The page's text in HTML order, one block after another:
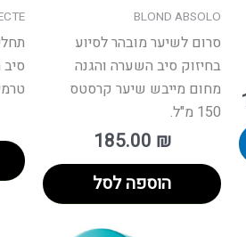
בעמוד
המוצר
BLOND ABSOLO
סרום לשיער מובהר לסיוע
בחיזוק סיב השערה והגנה
מחום מייבש שיער קרסטס
150 מ"ל.
185.00 ₪
הוספה לסל